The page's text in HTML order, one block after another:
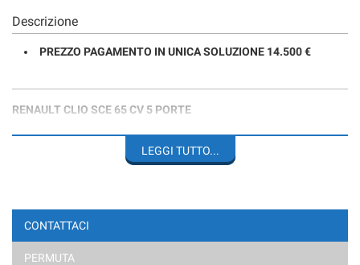
Descrizione
PREZZO PAGAMENTO IN UNICA SOLUZIONE 14.500 €
RENAULT CLIO SCE 65 CV 5 PORTE
FARI LED
VOLANTE MULTIFUNZIONE
LEGGI TUTTO...
CONTATTACI
PERMUTA